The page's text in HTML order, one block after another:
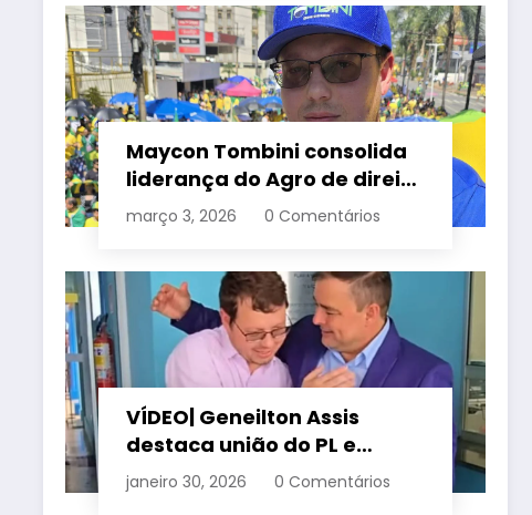
Maycon Tombini consolida
liderança do Agro de direita
em manifestação “Acorda
Brasil” em Goiânia
março 3, 2026 0 Comentários
VÍDEO| Geneilton Assis
destaca união do PL e
consolidação de apoio a
Maycon Tombini em Jataí
janeiro 30, 2026 0 Comentários